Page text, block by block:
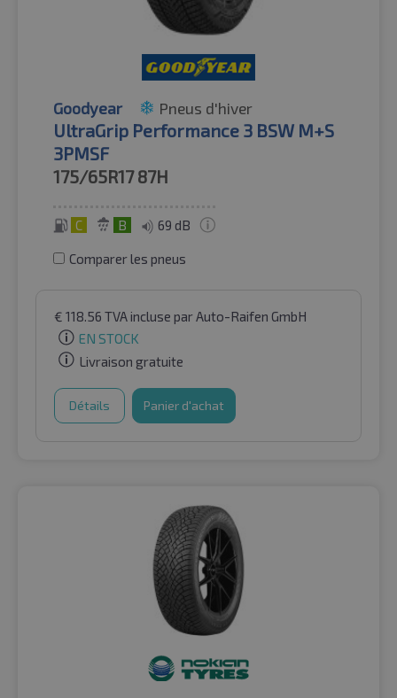
Goodyear Pneus d'hiver
UltraGrip Performance 3 BSW M+S
3PMSF
175/65R17 87H
C B 69 dB
Comparer les pneus
€ 118.56 TVA incluse par Auto-Raifen GmbH
EN STOCK
Livraison gratuite
Détails Panier d'achat